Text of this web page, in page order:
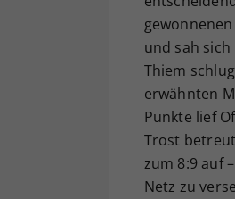
und sah
Thiem
erwähnten
Punkte lief
Trost
zum 8:9 auf
Netz zu